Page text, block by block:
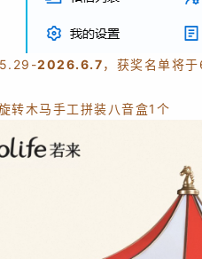
2026.6.7，获奖名单将
木马手工拼装八音盒1个